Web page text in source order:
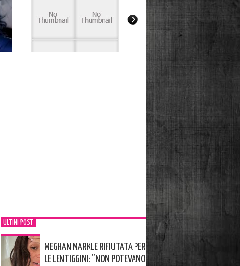
ULTIMI POST
MEGHAN MARKLE RIFIUTATA PER
LE LENTIGGINI: ”NON POTEVANO